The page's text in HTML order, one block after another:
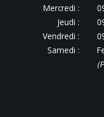
Mercredi :
Jeudi :
Vendredi :
Samedi :